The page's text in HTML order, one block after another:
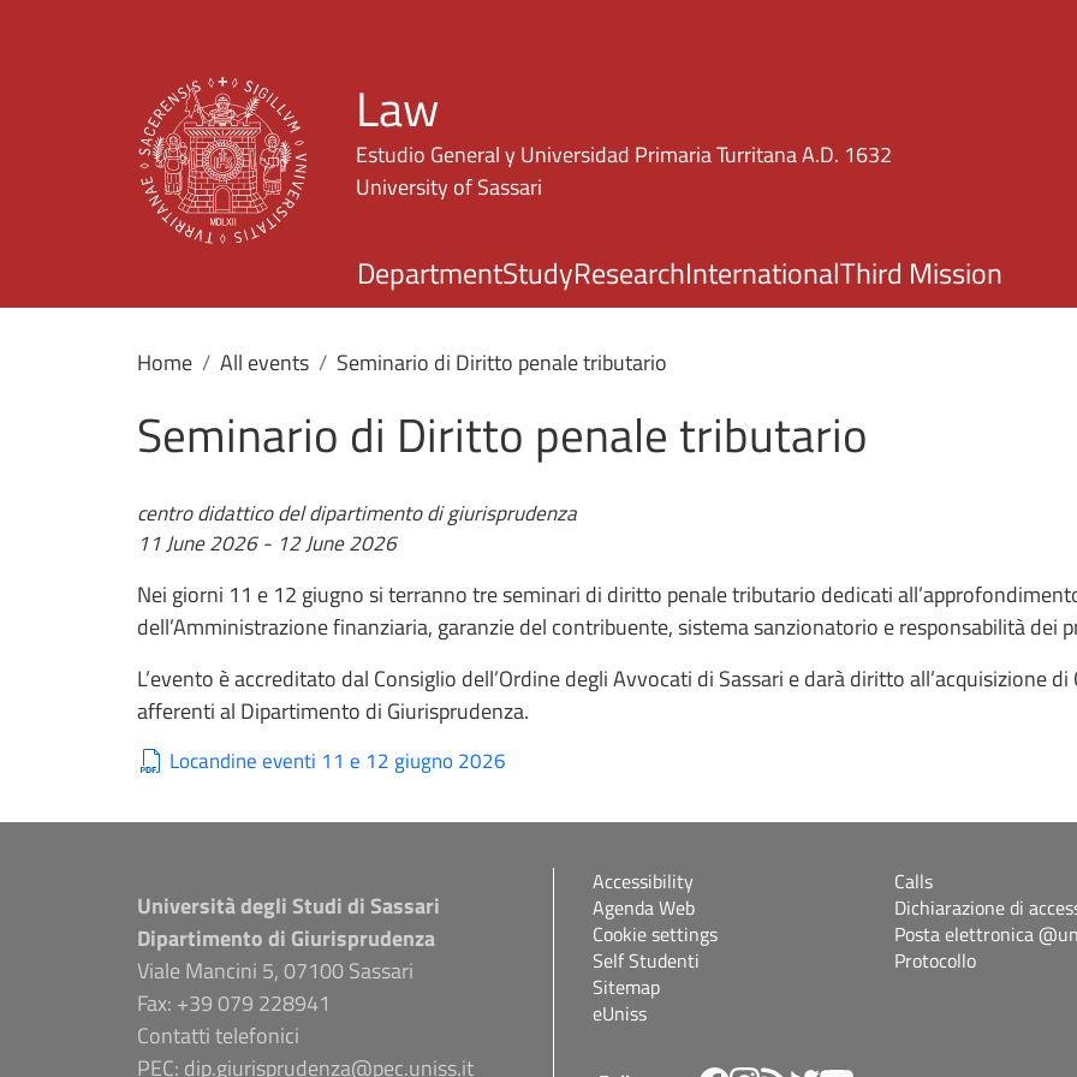
Law
Estudio General y Universidad Primaria Turritana A.D. 1632
University of Sassari
DepartmentStudyResearchInternationalThird Mission
Home All events Seminario di Diritto penale tributario
Seminario di Diritto penale tributario
centro didattico del dipartimento di giurisprudenza
11 June 2026- 12 June 2026
Nei giorni 11 e 12 giugno si terranno tre seminari di diritto penale tributario dedicati
dell’Amministrazione finanziaria, garanzie del contribuente, sistema sanzionatorio e responsabilità dei
L’evento è accreditato dal Consiglio dell’Ordine degli Avvocati di Sassari e darà diritto all’acquisizione
afferenti al Dipartimento di Giurisprudenza.
Locandine eventi 11 e 12 giugno 2026
Università degli Studi di Sassari
Dipartimento di Giurisprudenza
Viale Mancini 5, 07100 Sassari
Fax: +39 079 228941
Contatti telefonici
PEC: dip.giurisprudenza@pec.uniss.it
Accessibility
Agenda Web
Cookie settings
Self Studenti
Sitemap
eUniss
Calls
Dichiarazione di
Posta elettronica
Protocollo